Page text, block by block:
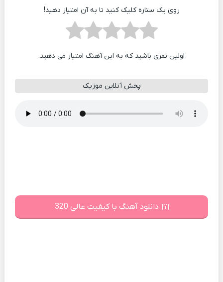
روی یک ستاره کلیک کنید تا به آن امتیاز دهید!
اولین نفری باشید که به این آهنگ امتیاز می دهید.
پخش آنلاین موزیک
دانلود آهنگ با کیفیت عالی 320